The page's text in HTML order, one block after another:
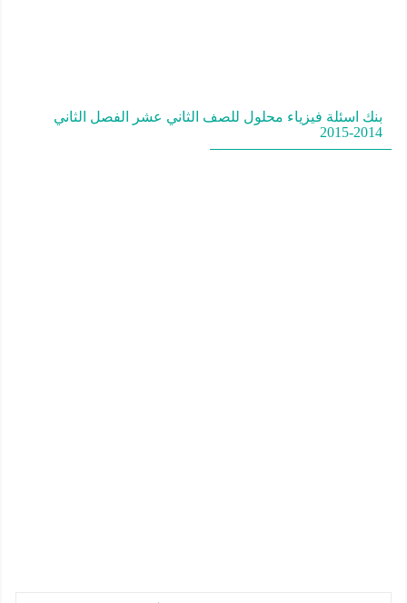
بنك اسئلة فيزياء محلول للصف الثاني عشر الفصل الثاني
2014-2015